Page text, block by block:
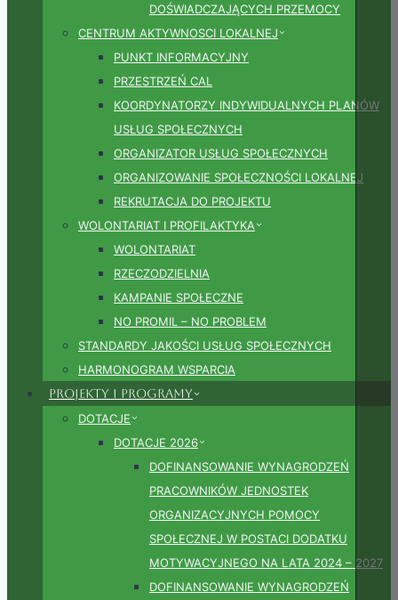
DOŚWIADCZAJĄCYCH PRZEMOCY
CENTRUM AKTYWNOSCI LOKALNEJ
PUNKT INFORMACYJNY
PRZESTRZEŃ CAL
KOORDYNATORZY INDYWIDUALNYCH PLANÓW
USŁUG SPOŁECZNYCH
ORGANIZATOR USŁUG SPOŁECZNYCH
ORGANIZOWANIE SPOŁECZNOŚCI LOKALNEJ
REKRUTACJA DO PROJEKTU
WOLONTARIAT I PROFILAKTYKA
WOLONTARIAT
RZECZODZIELNIA
KAMPANIE SPOŁECZNE
NO PROMIL – NO PROBLEM
STANDARDY JAKOŚCI USŁUG SPOŁECZNYCH
HARMONOGRAM WSPARCIA
Projekty i Programy
DOTACJE
DOTACJE 2026
DOFINANSOWANIE WYNAGRODZEŃ
PRACOWNIKÓW JEDNOSTEK
ORGANIZACYJNYCH POMOCY
SPOŁECZNEJ W POSTACI DODATKU
MOTYWACYJNEGO NA LATA 2024 – 2027
DOFINANSOWANIE WYNAGRODZEŃ